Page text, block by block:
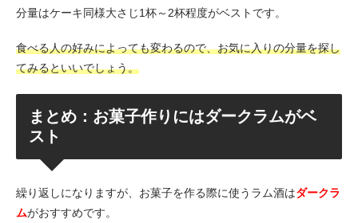
分量はケーキ同様大さじ1杯～2杯程度がベストです。
食べる人の好みによっても変わるので、お気に入りの分量を探し
てみるといいでしょう。
まとめ：お菓子作りにはダークラムがベ
スト
繰り返しになりますが、お菓子を作る際に使うラム酒はダークラ
ムがおすすめです。